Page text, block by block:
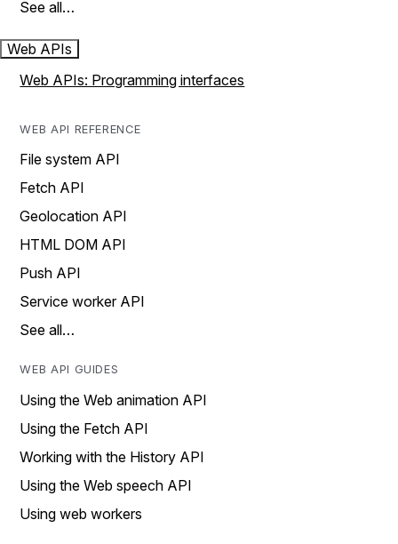
See all…
Web APIs
Web APIs: Programming interfaces
WEB API REFERENCE
File system API
Fetch API
Geolocation API
HTML DOM API
Push API
Service worker API
See all…
WEB API GUIDES
Using the Web animation API
Using the Fetch API
Working with the History API
Using the Web speech API
Using web workers